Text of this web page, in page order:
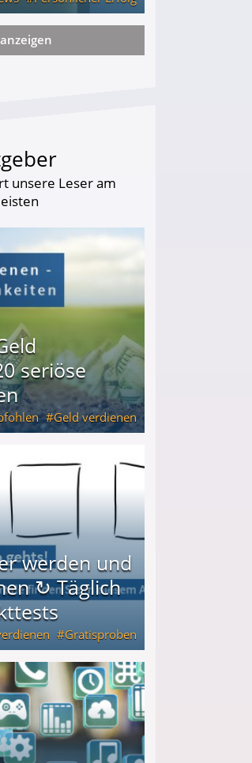
unsere Leser am
seriöse
Geld verdienen
werden und
↻ Täglich
Gratisproben